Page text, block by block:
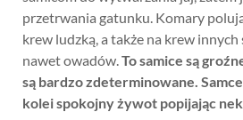
przetrwania gatunku. Komary
krew ludzką, a także na krew innych
nawet owadów.To samice są
są bardzo zdeterminowane.
kolei spokojny żywot popijając